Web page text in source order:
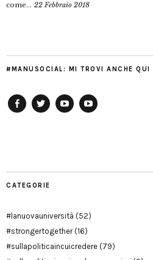
come... 22 Febbraio 2018
#MANUSOCIAL: MI TROVI ANCHE QUI
CATEGORIE
#lanuovauniversità (52)
#strongertogether(16)
#sullapoliticaincuicredere (79)